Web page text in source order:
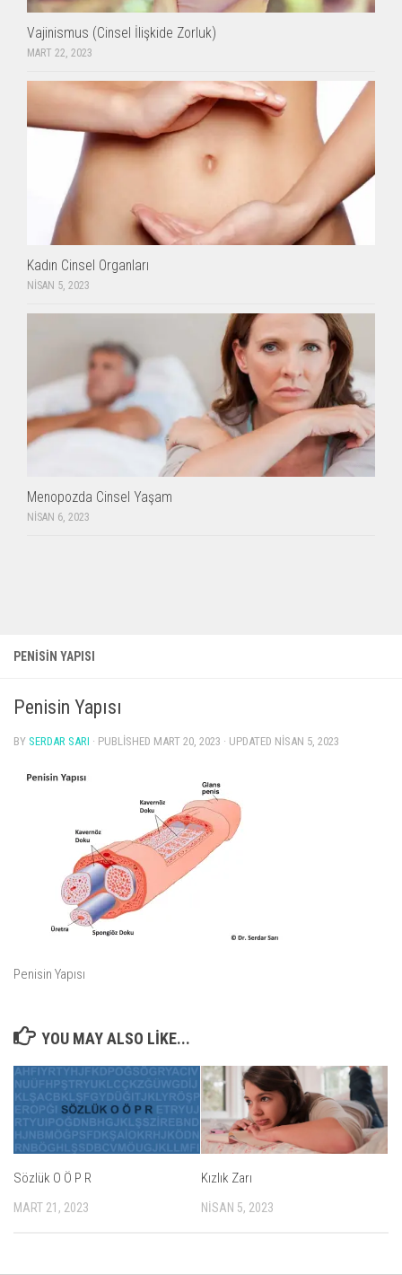
PENISIN YAPISI
Penisin Yapısı
BY SERDAR SARI · PUBLISHED MART 20, 2023 · UPDATED NISAN 5, 2023
Penisin Yapısı
YOU MAY ALSO LIKE...
Sözlük O Ö P R
MART 21, 2023
Kızlık Zarı
NISAN 5, 2023
Vajinismus (Cinsel İlişkide Zorluk)
MART 22, 2023
Kadın Cinsel Organları
NISAN 5, 2023
Menopozda Cinsel Yaşam
NISAN 6, 2023